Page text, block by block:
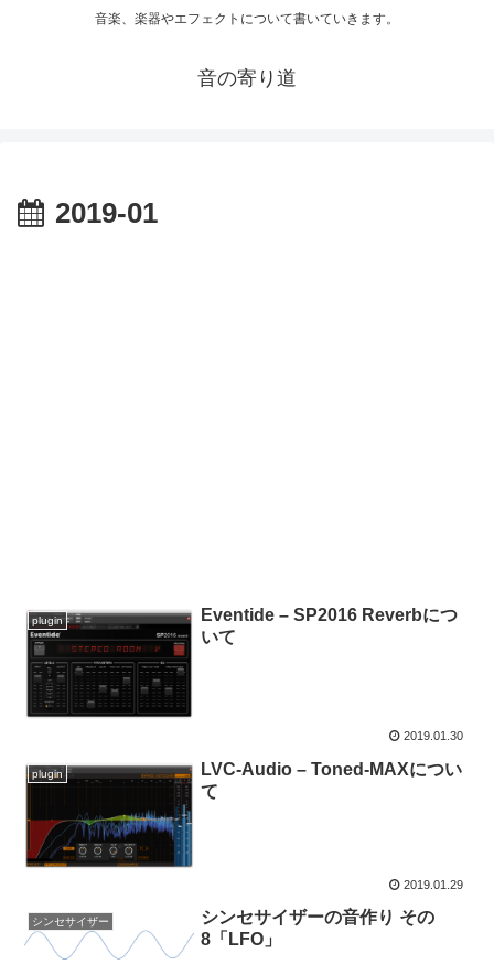
音楽、楽器やエフェクトについて書いていきます。
音の寄り道
2019-01
plugin
Eventide – SP2016 Reverbにつ
いて
2019.01.30
plugin
LVC-Audio – Toned-MAXについ
て
2019.01.29
シンセサイザー
シンセサイザーの音作り その
8「LFO」